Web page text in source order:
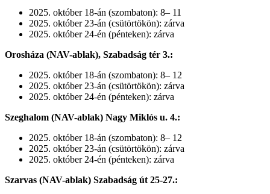
2025. október 18-án (szombaton): 8– 11
2025. október 23-án (csütörtökön): zárva
2025. október 24-én (pénteken): zárva
Orosháza (NAV-ablak), Szabadság tér 3.:
2025. október 18-án (szombaton): 8– 12
2025. október 23-án (csütörtökön): zárva
2025. október 24-én (pénteken): zárva
Szeghalom (NAV-ablak) Nagy Miklós u. 4.:
2025. október 18-án (szombaton): 8– 12
2025. október 23-án (csütörtökön): zárva
2025. október 24-én (pénteken): zárva
Szarvas (NAV-ablak) Szabadság út 25-27.: